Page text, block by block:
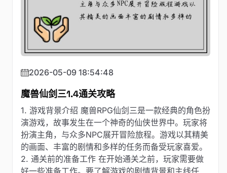
2026-05-09 18:54:48
魔兽仙剑三1.4通关攻略
1. 游戏背景介绍 魔兽RPG仙剑三是一款经典的角色扮
演游戏，故事发生在一个神奇的仙侠世界中。玩家将
扮演主角，与众多NPC展开冒险旅程。游戏以其精美
的画面、丰富的剧情和多样的任务而备受玩家喜爱。
2. 通关前的准备工作 在开始通关之前，玩家需要做